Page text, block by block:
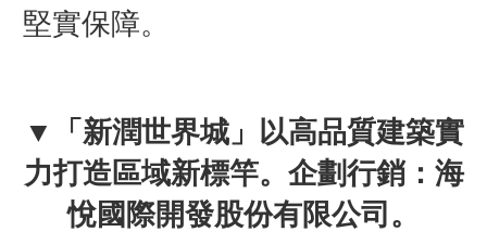
堅實保障。
▼「新潤世界城」以高品質建築實
力打造區域新標竿。企劃行銷：海
悅國際開發股份有限公司。